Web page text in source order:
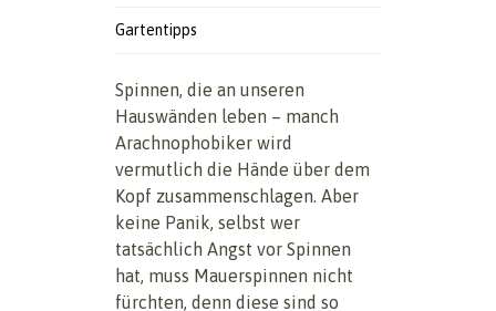
Gartentipps
Spinnen, die an unseren
Hauswänden leben – manch
Arachnophobiker wird
vermutlich die Hände über dem
Kopf zusammenschlagen. Aber
keine Panik, selbst wer
tatsächlich Angst vor Spinnen
hat, muss Mauerspinnen nicht
fürchten, denn diese sind so